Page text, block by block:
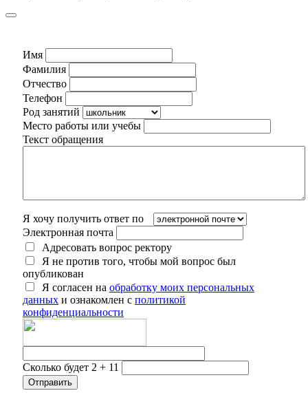
Имя
Фамилия
Отчество
Телефон
Род занятий
Место работы или учебы
Текст обращения
Я хочу получить ответ по
Электронная почта
Адресовать вопрос ректору
Я не против того, чтобы мой вопрос был
опубликован
Я согласен на обработку моих персональных
данных и ознакомлен с политикой
конфиденциальности
Сколько будет 2 + 11